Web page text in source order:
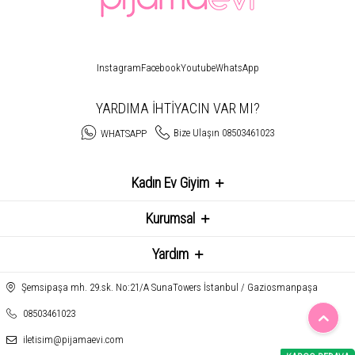
InstagramFacebookYoutubeWhatsApp
YARDIMA İHTİYACIN VAR MI?
WHATSAPP Bize Ulaşın 08503461023
Kadın Ev Giyim
Kurumsal
Yardım
Şemsipaşa mh. 29.sk. No:21/A SunaTowers İstanbul / Gaziosmanpaşa
08503461023
iletisim@pijamaevi.com